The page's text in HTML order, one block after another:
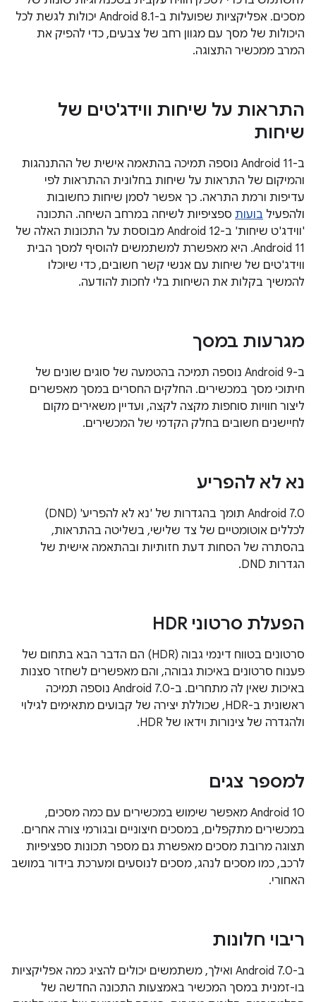
מסכים. אפליקציות שפועלות ב-Android 8.1 יכולות לגשת לכל
היכולות של מסך עם מגוון רחב של צבעים, כדי להפיק את
המרב ממכשיר התצוגה.
התראות על שיחות ווידג'טים של
שיחות
ב-Android 11 נוספה תמיכה בהתאמה אישית של ההתנהגות
והמיקום של התראות על שיחות בחלונית ההתראות לפי
עדיפות ורמת התראה. כך אפשר לסמן שיחות כחשובות
ולהפעיל בועות ספציפיות לשיחה במרחב השיחה. התכונה
'ווידג'ט שיחות' ב-Android 12 מבוססת על התכונות האלה של
Android 11. היא מאפשרת למשתמשים להוסיף למסך הבית
ווידג'טים של שיחות עם אנשי קשר חשובים, כדי שיוכלו
להמשיך בקלות את השיחות בלי לחכות להודעה.
מגרעות במסך
ב-Android 9 נוספה תמיכה בהטמעה של סוגים שונים של
חיתוכי מסך במכשירים. החלקים החסרים במסך מאפשרים
ליצור חוויות סוחפות מקצה לקצה, ועדיין משאירים מקום
לחיישנים חשובים בחלק הקדמי של המכשירים.
נא לא להפריע
‫Android 7.0 תומך בהגדרות של 'נא לא להפריע' (DND)
לכללים אוטומטיים של צד שלישי, בשליטה בהתראות,
בהסתרה של הסחות דעת חזותיות ובהתאמה אישית של
הגדרות DND.
הפעלת סרטוני HDR
סרטונים בטווח דינמי גבוה (HDR) הם הדבר הבא בתחום של
פענוח סרטונים באיכות גבוהה, והם מאפשרים לשחזר סצנות
באיכות שאין לה מתחרים. ב-Android 7.0 נוספה תמיכה
ראשונית ב-HDR, שכוללת יצירה של קבועים מתאימים לגילוי
ולהגדרה של צינורות וידאו של HDR.
למספר צגים
‫Android 10 מאפשר שימוש במכשירים עם כמה מסכים,
במכשירים מתקפלים, במסכים חיצוניים ובגורמי צורה אחרים.
תצוגה מרובת מסכים מאפשרת גם מספר תכונות ספציפיות
לרכב, כמו מסכים לנהג, מסכים לנוסעים ומערכת בידור במושב
האחורי.
ריבוי חלונות
ב-Android 7.0 ואילך, משתמשים יכולים להציג כמה אפליקציות
בו-זמנית במסך המכשיר באמצעות התכונה החדשה של